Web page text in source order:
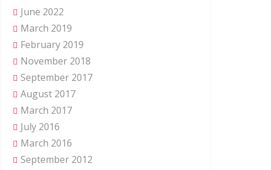
June 2022
March 2019
February 2019
November 2018
September 2017
August 2017
March 2017
July 2016
March 2016
September 2012